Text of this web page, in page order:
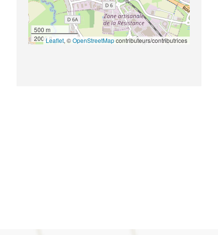
500 m
2000 ftLeaflet, ©OpenStreetMapcontributeurs/contributrices